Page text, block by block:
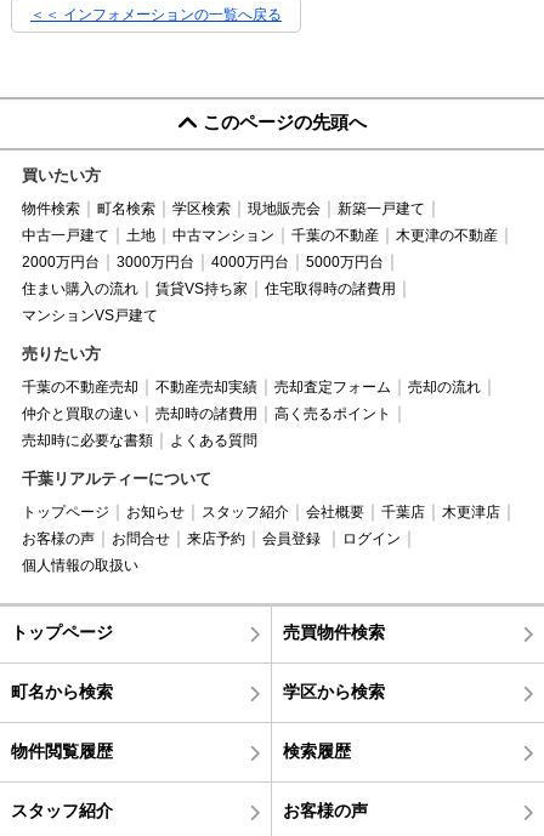
＜＜ インフォメーションの一覧へ戻る
このページの先頭へ
買いたい方
物件検索 町名検索 学区検索 現地販売会
新築一戸建て
中古一戸建て
土地 中古マンション 千葉の不動産
木更津の不動産
2000万円台
3000万円台 4000万円台
5000万円台
住まい購入の流れ
賃貸VS持ち家
住宅取得時の諸費用
マンションVS戸建て
売りたい方
千葉の不動産売却 不動産売却実績 売却査定フォーム
売却の流れ
仲介と買取の違い
売却時の諸費用
高く売るポイント
売却時に必要な書類
よくある質問
千葉リアルティーについて
トップページ お知らせ スタッフ紹介 会社概要 千葉店
木更津店
お客様の声
お問合せ 来店予約 会員登録
ログイン
個人情報の取扱い
トップページ 売買物件検索
町名から検索 学区から検索
物件閲覧履歴 検索履歴
スタッフ紹介 お客様の声